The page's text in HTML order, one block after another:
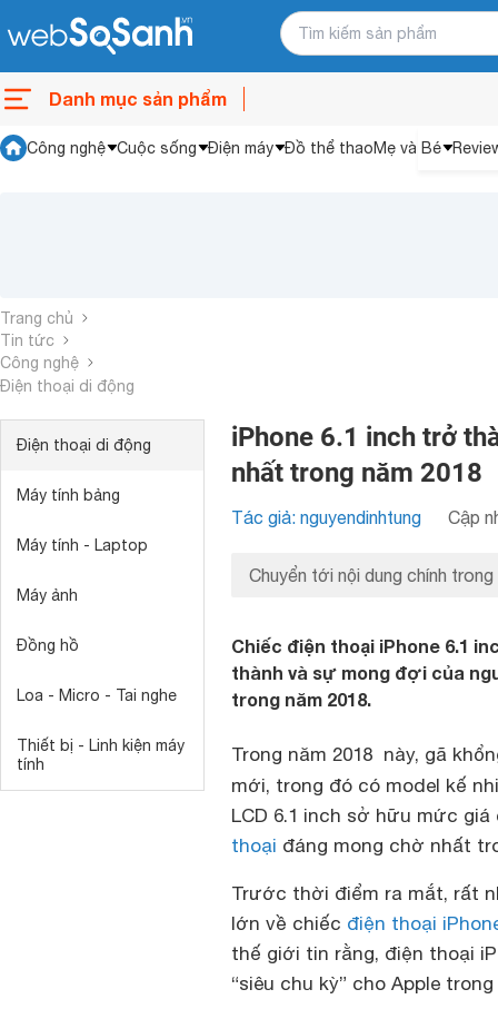
Danh mục sản phẩm
Công nghệ Cuộc sống Điện máy Đồ thể thaoMẹ và Bé
Trang chủ
Tin tức
Công nghệ
Điện thoại di động
Điện thoại di động
Máy tính bảng
Máy tính - Laptop
Máy ảnh
Đồng hồ
Loa - Micro - Tai nghe
Thiết bị - Linh kiện máy
tính
iPhone 6.1 inch trở
nhất trong năm 2018
Tác giả: nguyendinhtung Cập
Chuyển tới nội dung chính
Chiếc điện thoại iPhone 6.1
thành và sự mong đợi của
trong năm 2018.
Trong năm 2018 này, gã
mới, trong đó có model kế
LCD 6.1 inch sở hữu mức
thoại đáng mong chờ nhất
Trước thời điểm ra mắt, rất
lớn về chiếc điện thoại
thế giới tin rằng, điện thoại
“siêu chu kỳ” cho Apple